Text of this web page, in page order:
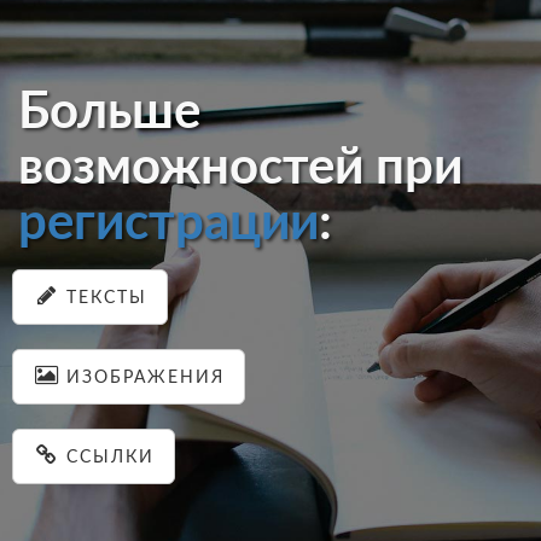
Больше
возможностей при
регистрации:
ТЕКСТЫ
ИЗОБРАЖЕНИЯ
ССЫЛКИ